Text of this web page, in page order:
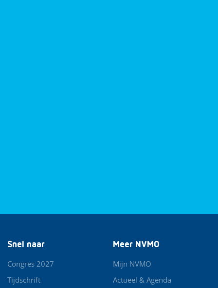
Snel naar
Congres 2027
Tijdschrift
Meer NVMO
Mijn NVMO
Actueel & Agenda